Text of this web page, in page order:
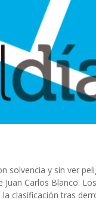
solvencia y sin ver
Carlos Blanco.
clasificación tras